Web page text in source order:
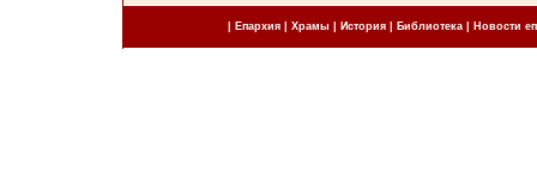
Епархия| Храмы История| Библиотека Новости